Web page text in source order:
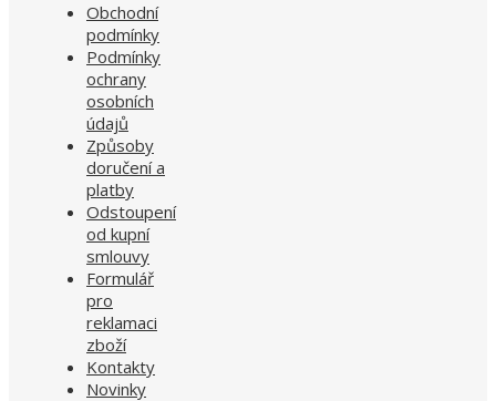
Obchodní
podmínky
Podmínky
ochrany
osobních
údajů
Způsoby
doručení a
platby
Odstoupení
od kupní
smlouvy
Formulář
pro
reklamaci
zboží
Kontakty
Novinky